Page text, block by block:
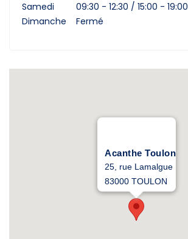
Samedi 09:30 - 12:30 / 15:00 - 19:00
Dimanche Fermé
Acanthe Toulon
25, rue Lamalgue
83000 TOULON